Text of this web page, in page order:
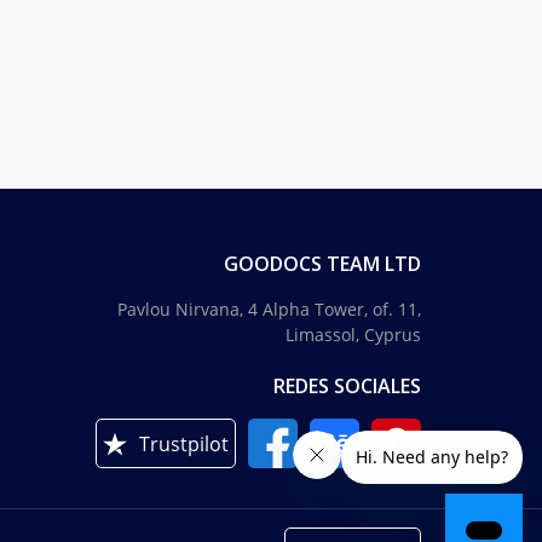
GOODOCS TEAM LTD
Pavlou Nirvana, 4 Alpha Tower, of. 11,
Limassol, Cyprus
REDES SOCIALES
Trustpilot